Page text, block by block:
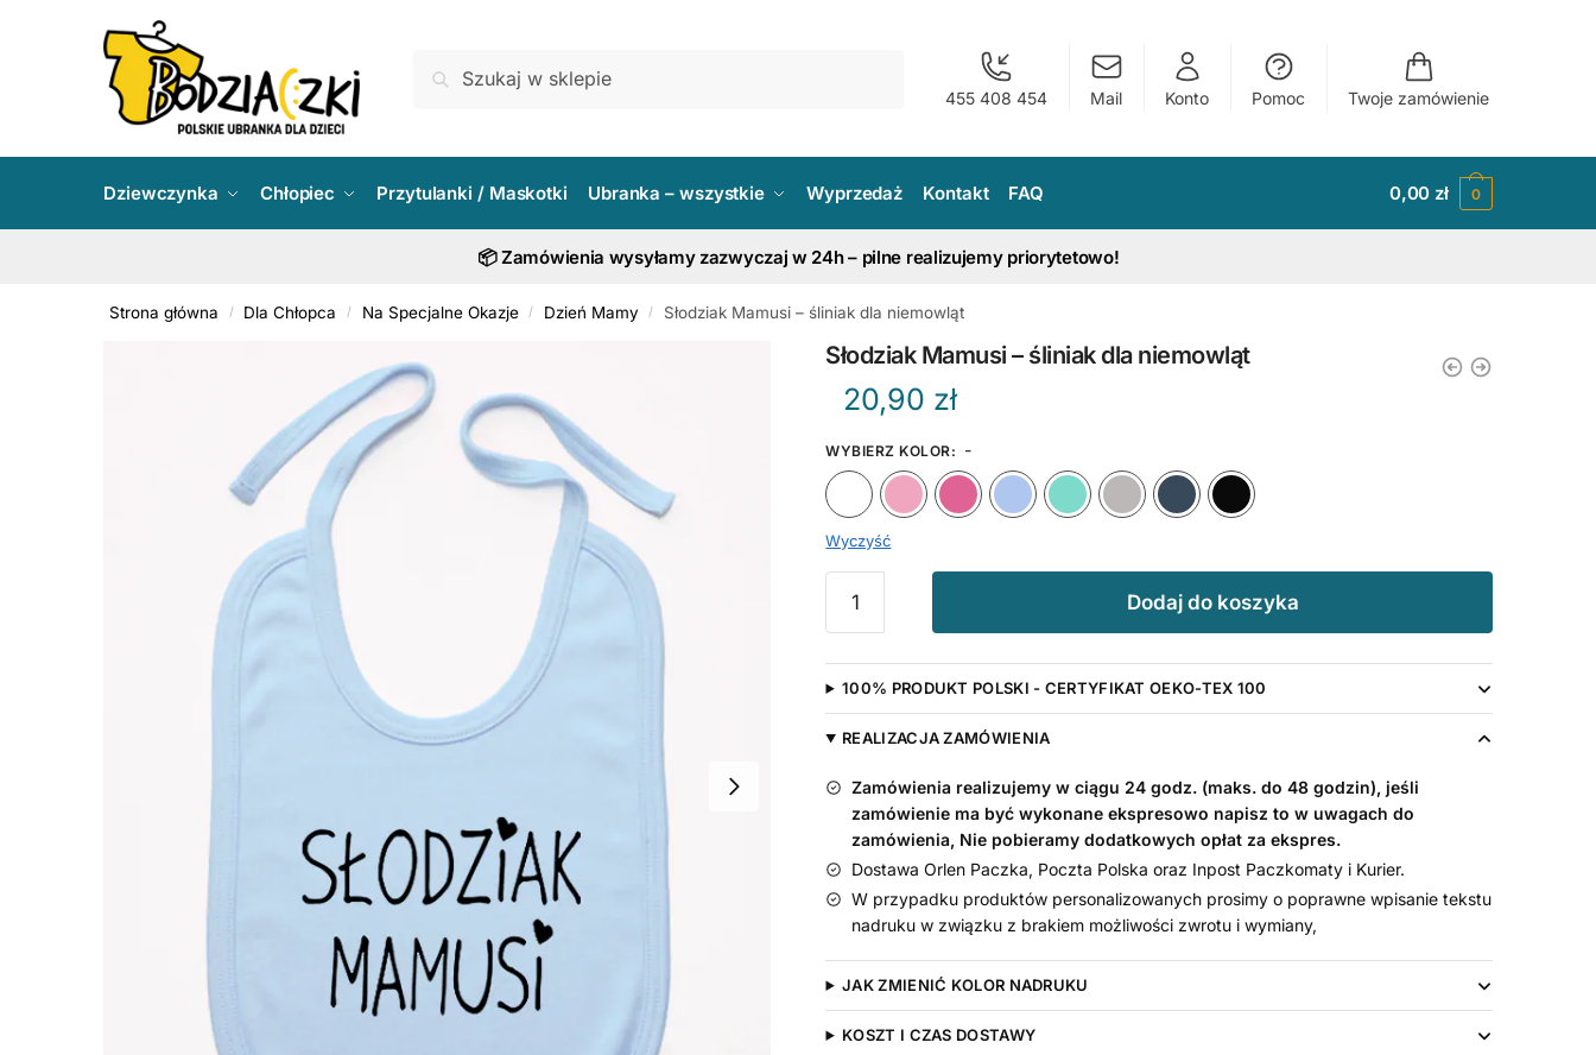
455 408 454 Mail Konto Pomoc Twoje zamówienie
Dziewczynka Chłopiec Przytulanki / Maskotki Ubranka – wszystkie Wyprzedaż Kontakt FAQ 0,00zł 0
📦 Zamówienia wysyłamy zazwyczaj w 24h – pilne realizujemy priorytetowo!
Strona główna / Dla Chłopca / Na Specjalne Okazje / Dzień Mamy / Słodziak Mamusi – śliniak dla niemowląt
Słodziak Mamusi – śliniak dla niemowląt
20,90 zł
WYBIERZ KOLOR: -
Biały Różowy Ciemny Różowy
Błękitny MiętowySzary
Wyczyść
Słodziak
Mamusi
-
śliniak
dla
Dodaj do koszyka
100% PRODUKT POLSKI - CERTYFIKAT OEKO-TEX 100
REALIZACJA ZAMÓWIENIA
Zamówienia realizujemy w ciągu 24 godz. (maks. do 48 godzin), jeśli
zamówienie ma być wykonane ekspresowo napisz to w uwagach do
zamówienia, Nie pobieramy dodatkowych opłat za ekspres.
Dostawa Orlen Paczka, Poczta Polska oraz Inpost Paczkomaty i Kurier.
W przypadku produktów personalizowanych prosimy o poprawne wpisanie tekstu
nadruku w związku z brakiem możliwości zwrotu i wymiany,
JAK ZMIENIĆ KOLOR NADRUKU
KOSZT I CZAS DOSTAWY